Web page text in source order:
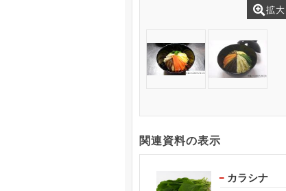
拡大
関連資料の表示
カラシナ